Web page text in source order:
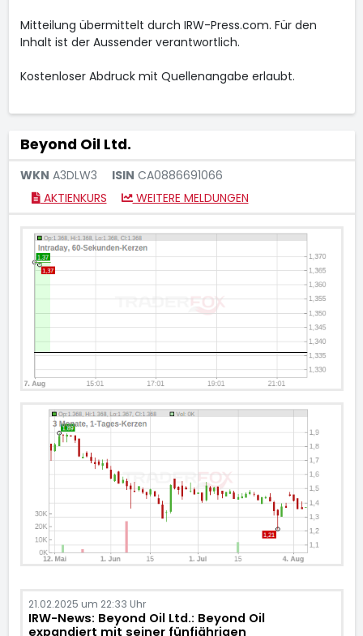
Mitteilung übermittelt durch IRW-Press.com. Für den
Inhalt ist der Aussender verantwortlich.
Kostenloser Abdruck mit Quellenangabe erlaubt.
Beyond Oil Ltd.
WKN A3DLW3 ISIN CA0886691066
AKTIENKURS
WEITERE MELDUNGEN
21.02.2025 um 22:33 Uhr
IRW-News: Beyond Oil Ltd.: Beyond Oil
expandiert mit seiner fünfjährigen